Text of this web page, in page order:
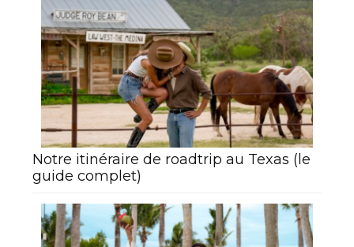
Notre itinéraire de roadtrip au Texas (le
guide complet)